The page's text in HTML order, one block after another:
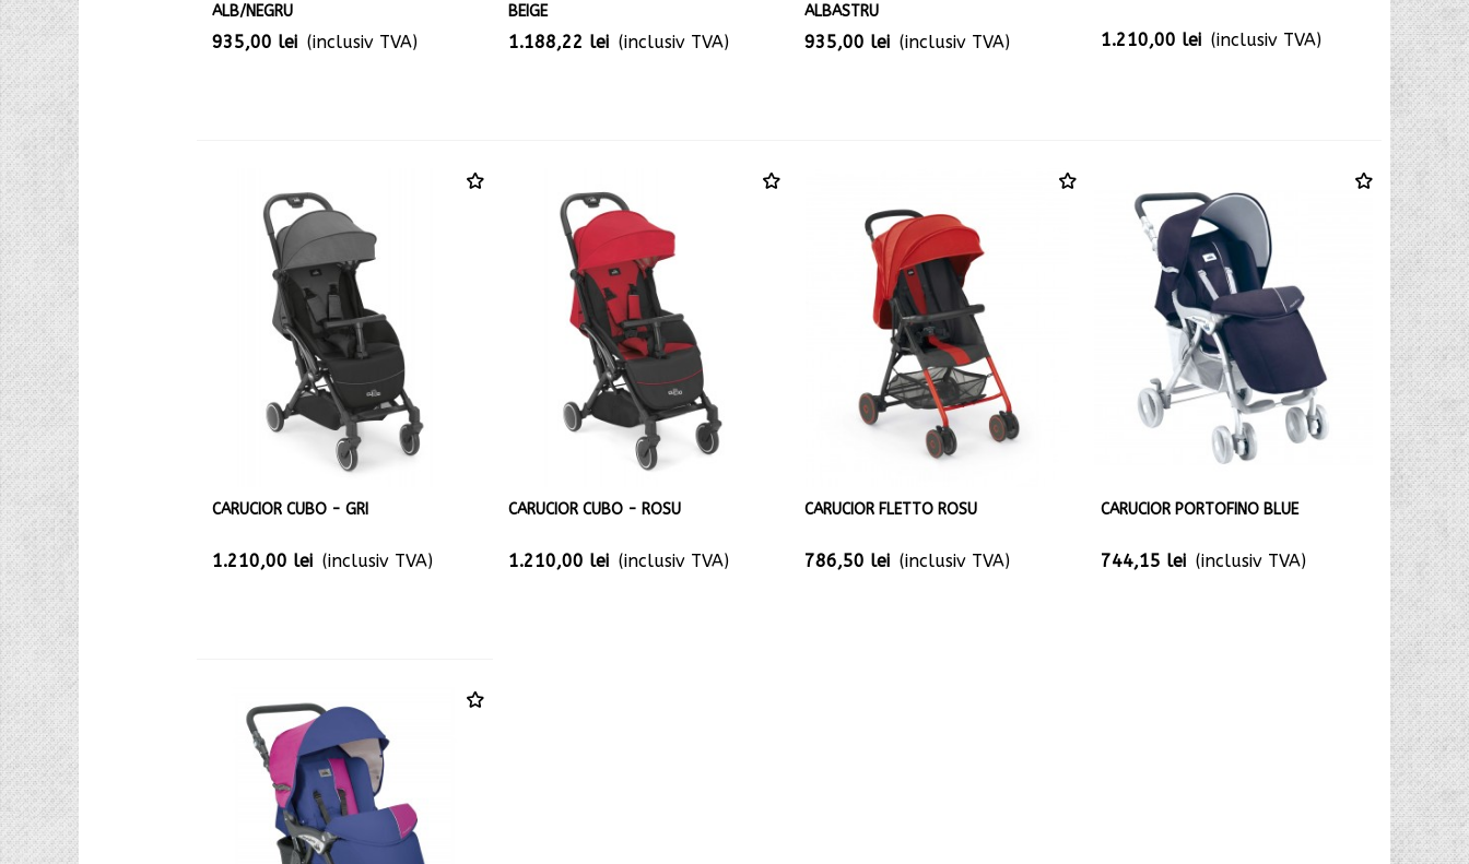
ALB/NEGRU
935,00 lei (inclusiv TVA)
BEIGE
1.188,22 lei (inclusiv TVA)
ALBASTRU
935,00 lei (inclusiv TVA) 1.210,00 lei (inclusiv TVA)
CARUCIOR CUBO - GRI
1.210,00 lei (inclusiv TVA)
CARUCIOR CUBO - ROSU
1.210,00 lei (inclusiv TVA)
CARUCIOR FLETTO ROSU
786,50 lei (inclusiv TVA)
CARUCIOR PORTOFINO BLUE
744,15 lei (inclusiv TVA)